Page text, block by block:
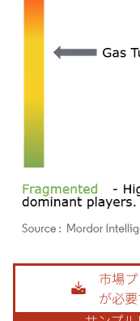
画像 © Mordor Intelligence